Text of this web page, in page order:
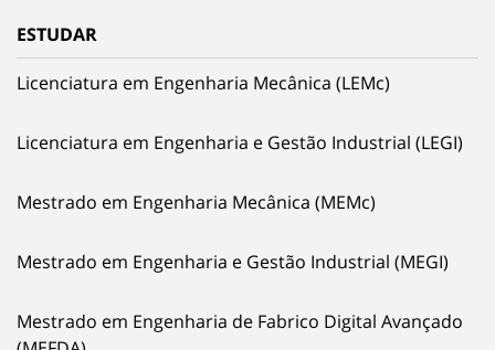
ESTUDAR
Licenciatura em Engenharia Mecânica (LEMc)
Licenciatura em Engenharia e Gestão Industrial (LEGI)
Mestrado em Engenharia Mecânica (MEMc)
Mestrado em Engenharia e Gestão Industrial (MEGI)
Mestrado em Engenharia de Fabrico Digital Avançado